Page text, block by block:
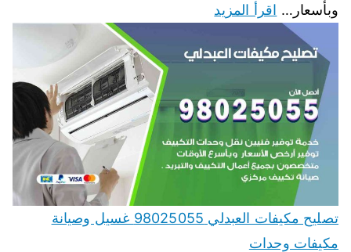
وبأسعار… اقرأ المزيد
تصليح مكيفات العبدلي 98025055 غسيل وصيانة
مكيفات وحدات